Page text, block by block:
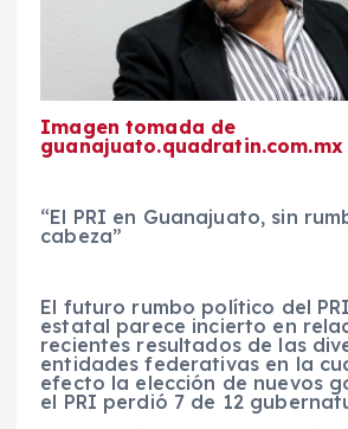
Imagen tomada de
guanajuato.quadratin.com.mx
“El PRI en Guanajuato, sin
cabeza”
El futuro rumbo político del
estatal parece incierto en
recientes resultados de las
entidades federativas en la
efecto la elección de nuevos
el PRI perdió 7 de 12